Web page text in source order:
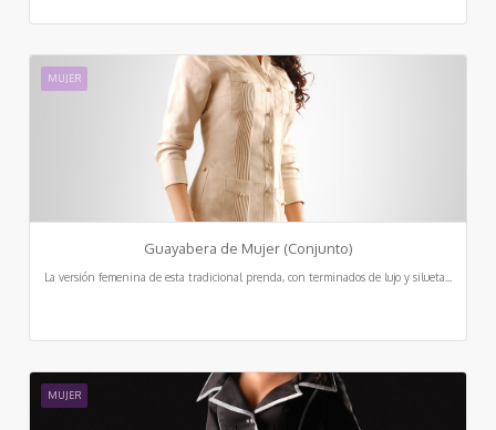
MUJER
Guayabera de Mujer (Conjunto)
La versión femenina de esta tradicional prenda, con terminados de lujo y silueta...
MUJER